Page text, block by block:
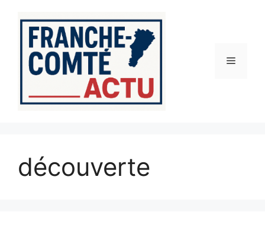
contenu
Menu
découverte